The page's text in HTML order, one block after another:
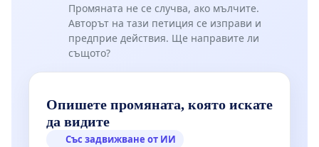
Промяната не се случва, ако мълчите.
Авторът на тази петиция се изправи и
предприе действия. Ще направите ли
същото?
Опишете промяната, която искате
да видите
Със задвижване от ИИ